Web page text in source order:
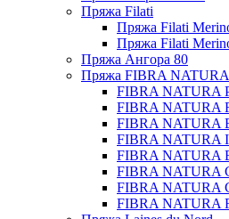
Пряжа Filati
Пряжа Filati
Пряжа Filati
Пряжа Ангора 80
Пряжа FIBRA NATURA
FIBRA NATURA
FIBRA NATURA
FIBRA NATURA
FIBRA NATURA
FIBRA NATURA
FIBRA NATURA
FIBRA NATURA
FIBRA NATURA